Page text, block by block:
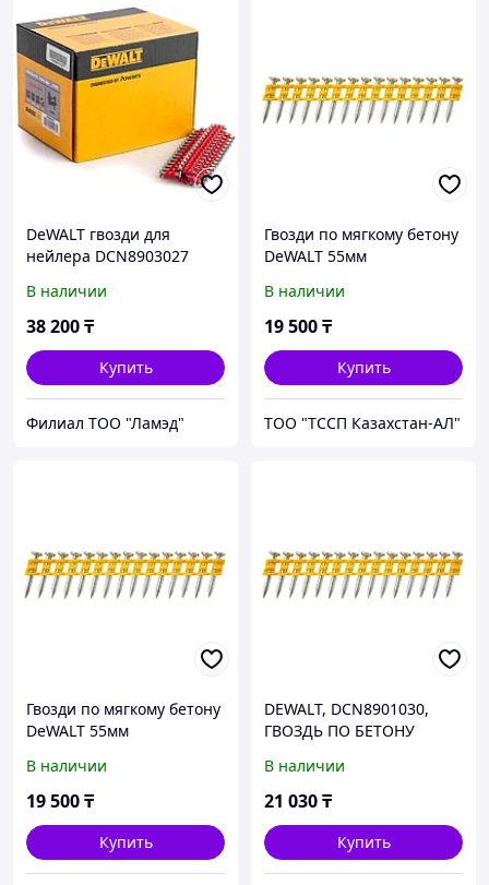
DeWALT гвозди для
нейлера DCN8903027
В наличии
38 200₸
Купить
Филиал ТОО "Ламэд"
Гвозди по мягкому бетону
DeWALT 55мм
В наличии
19 500₸
Купить
ТОО "ТССП Казахстан-АЛ"
Гвозди по мягкому бетону
DeWALT 55мм
В наличии
19 500₸
Купить
DEWALT, DCN8901030,
ГВОЗДЬ ПО БЕТОНУ
ЖЕЛТЫЙ
В наличии
21 030₸
Купить